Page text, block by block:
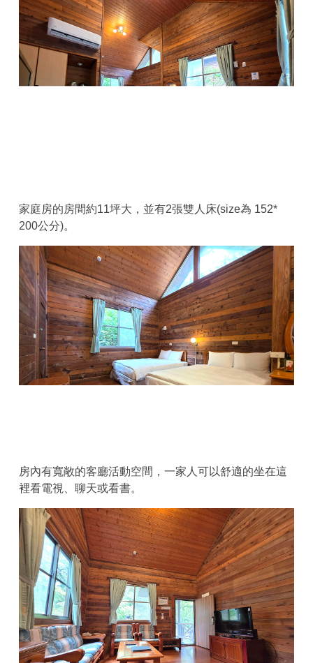
家庭房的房間約11坪大，並有2張雙人床(size為 152*
200公分)。
房內有寬敞的客廳活動空間，一家人可以舒適的坐在這
裡看電視、聊天或看書。